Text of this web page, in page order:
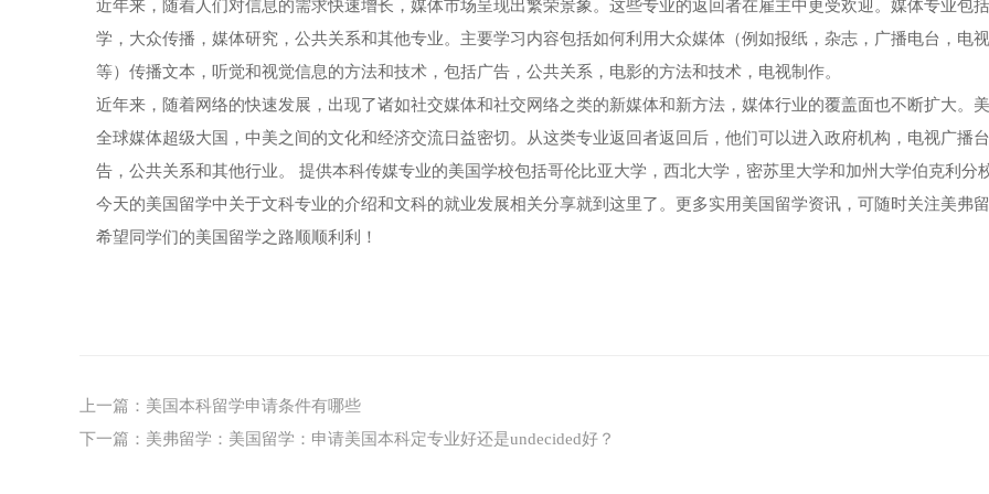
近年来，随着人们对信息的需求快速增长，媒体市场呈现出繁荣景象。这些专业的返回者在雇主中更受欢迎。媒体专业包
学，大众传播，媒体研究，公共关系和其他专业。主要学习内容包括如何利用大众媒体（例如报纸，杂志，广播电台，电
等）传播文本，听觉和视觉信息的方法和技术，包括广告，公共关系，电影的方法和技术，电视制作。
近年来，随着网络的快速发展，出现了诸如社交媒体和社交网络之类的新媒体和新方法，媒体行业的覆盖面也不断扩大。
全球媒体超级大国，中美之间的文化和经济交流日益密切。从这类专业返回者返回后，他们可以进入政府机构，电视广播
告，公共关系和其他行业。 提供本科传媒专业的美国学校包括哥伦比亚大学，西北大学，密苏里大学和加州大学伯克利分校
今天的美国留学中关于文科专业的介绍和文科的就业发展相关分享就到这里了。更多实用美国留学资讯，可随时关注美弗留
希望同学们的美国留学之路顺顺利利！
上一篇： 美国本科留学申请条件有哪些
下一篇： 美弗留学：美国留学：申请美国本科定专业好还是undecided好？